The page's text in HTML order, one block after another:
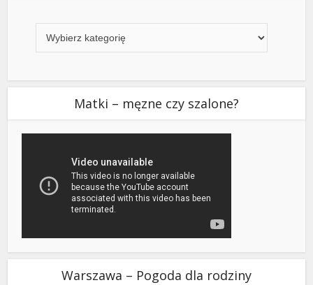
Matki – męzne czy szalone?
Warszawa – Pogoda dla rodziny